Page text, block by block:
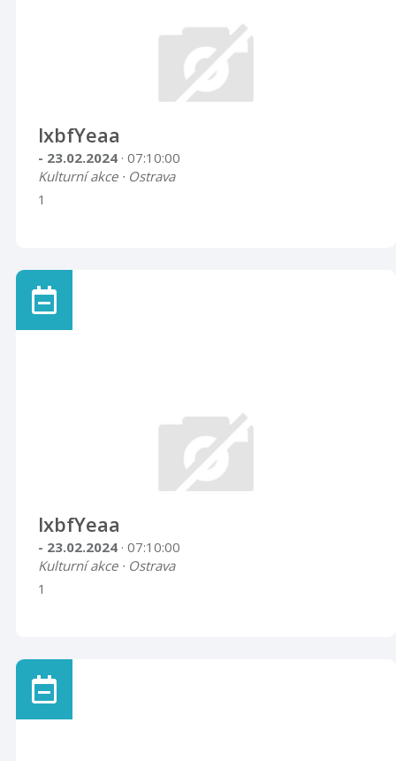
lxbfYeaa
- 23.02.2024 · 07:10:00
Kulturní akce · Ostrava
1
lxbfYeaa
- 23.02.2024 · 07:10:00
Kulturní akce · Ostrava
1